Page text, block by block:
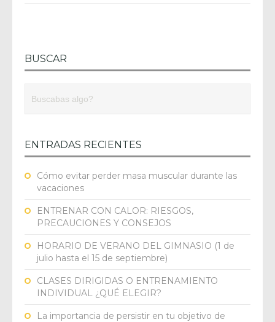
BUSCAR
ENTRADAS RECIENTES
Cómo evitar perder masa muscular durante las
vacaciones
ENTRENAR CON CALOR: RIESGOS,
PRECAUCIONES Y CONSEJOS
HORARIO DE VERANO DEL GIMNASIO (1 de
julio hasta el 15 de septiembre)
CLASES DIRIGIDAS O ENTRENAMIENTO
INDIVIDUAL ¿QUÉ ELEGIR?
La importancia de persistir en tu objetivo de